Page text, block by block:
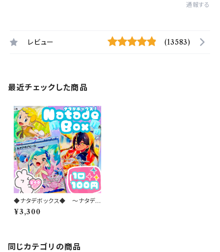
通報する
レビュー (13583)
最近チェックした商品
◆ナタデボックス◆ 〜ナタデコ
コオリパ 2026 vol.7〜
¥3,300
同じカテゴリの商品